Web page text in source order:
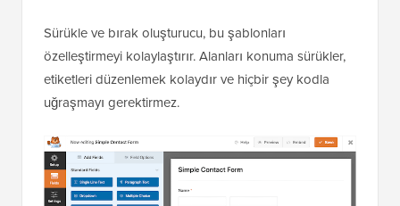
Sürükle ve bırak oluşturucu, bu şablonları
özelleştirmeyi kolaylaştırır. Alanları konuma sürükler,
etiketleri düzenlemek kolaydır ve hiçbir şey kodla
uğraşmayı gerektirmez.